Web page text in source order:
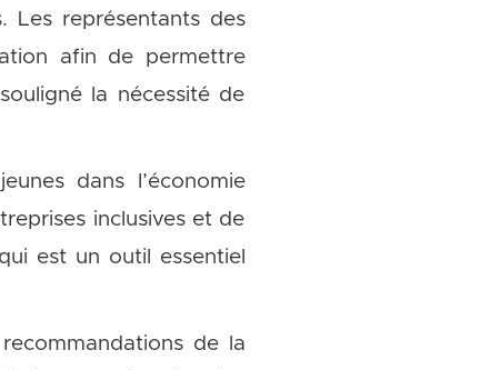
Les représentants des
afin de permettre
la nécessité de
dans l’économie
inclusives et de
est un outil essentiel
de la